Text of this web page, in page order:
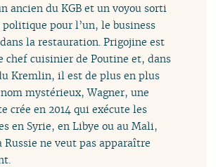
ancien du KGB et un voyou sorti
pour l’un, le business
la restauration. Prigojine est
chef cuisinier de Poutine et, dans
Kremlin, il est de plus en plus
mystérieux, Wagner, une
crée en 2014 qui exécute les
en Syrie, en Libye ou au Mali,
ne veut pas apparaître